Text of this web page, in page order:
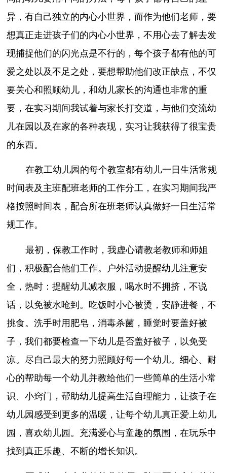
异，有自己独立的内心小世界，而作为他们老师，要
想真正走进孩子们的内心小世界，不用心去了解去发
现捕捉他们的闪光点是不行的，每个孩子都有他的可
爱之处以及不足之处，要想帮助他们改正缺点，不仅
要关心和照顾幼儿，和幼儿家长的沟通也非常的重
要，在实习期间我试着与家长打交道，与他们交流幼
儿在园以及在家的各种表现，实习让我获得了很宝贵
的东西。
在教工幼儿园的每个教室都有幼儿一日生活常规
时间表及主班配班老师的工作分工，在实习期间我严
格按照时间表，配合所在班老师认真做好一日生活常
规工作。
最初，保教工作时，我虚心请教老教师和师姐
们，积极配合他们工作。户外活动提醒幼儿注意安
全，热时：提醒幼儿减衣服，喝水时不拥挤，不说
话，以免被水呛到。吃饭时小心被烫，安静进餐，不
挑食。洗手时用肥皂，消毒杀菌，睡觉时要盖好被
子，我们都要检查一下幼儿是否盖好被子，以免受
凉。尽自己最大的努力照顾好每一个幼儿。细心、耐
心的帮助每一个幼儿并教给他们一些简单的生活小常
识、小窍门，帮助幼儿提高生活自理能力，让孩子在
幼儿园感受到更多的温暖，让每个幼儿真正爱上幼儿
园，喜欢幼儿园。充满爱心与童趣的氛围，在玩乐中
找到真正乐趣、不断的增长知识。